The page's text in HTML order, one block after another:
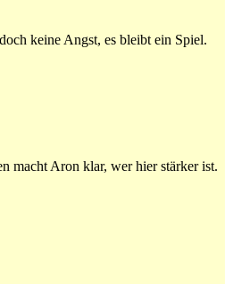
keine Angst, es bleibt ein Spiel.
macht Aron klar, wer hier stärker ist.